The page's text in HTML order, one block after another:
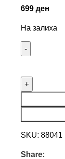
699 ден
На залиха
SKU: 88041
Share: